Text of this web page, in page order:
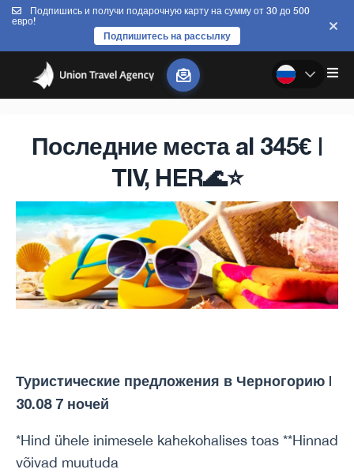
Подпишись и получи подарочную карту на сумму от 30 до 500
евро!
Подпишитесь на рассылку
Последние места al 345€ |
TIV, HER🌊⭐️
Туристические предложения в Черногорию |
30.08 7 ночей
*Hind ühele inimesele kahekohalises toas **Hinnad
võivad muutuda